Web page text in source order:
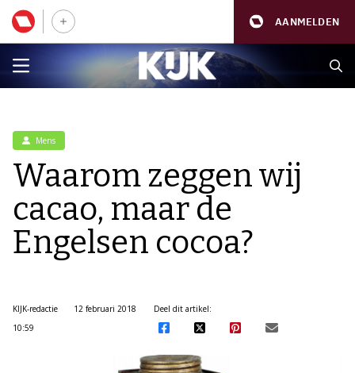
AANMELDEN
Mens
Waarom zeggen wij
cacao, maar de
Engelsen cocoa?
KIJK-redactie
12 februari 2018
10:59
Deel dit artikel: